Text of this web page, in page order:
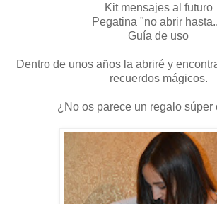
Kit mensajes al futuro
Pegatina "no abrir
Guía de uso
Dentro de unos años la abriré y
recuerdos mágicos.
¿No os parece un regalo súper